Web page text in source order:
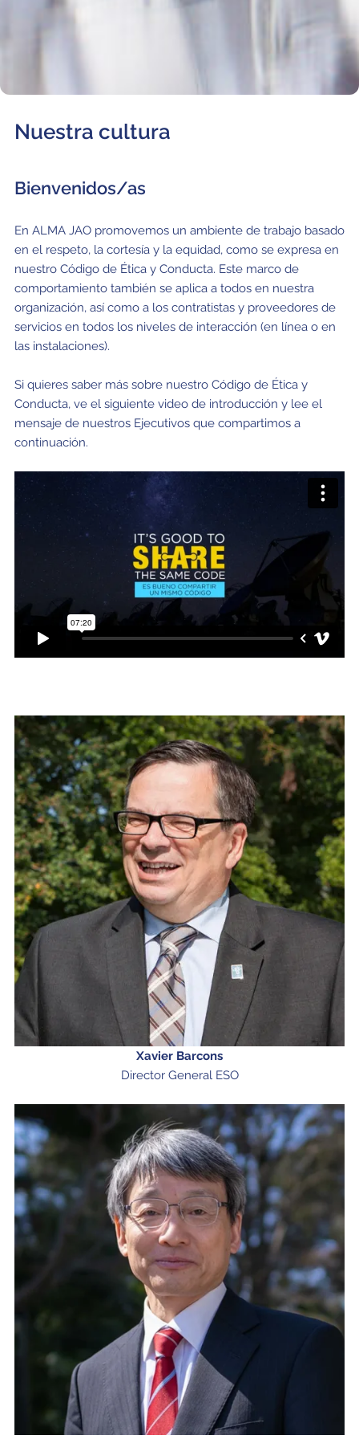
Nuestra cultura
Bienvenidos/as
En ALMA JAO promovemos un ambiente de trabajo basado
en el respeto, la cortesía y la equidad, como se expresa en
nuestro Código de Ética y Conducta. Este marco de
comportamiento también se aplica a todos en nuestra
organización, así como a los contratistas y proveedores de
servicios en todos los niveles de interacción (en línea o en
las instalaciones).
Si quieres saber más sobre nuestro Código de Ética y
Conducta, ve el siguiente video de introducción y lee el
mensaje de nuestros Ejecutivos que compartimos a
continuación.
Xavier Barcons
Director General ESO